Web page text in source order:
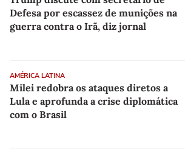
Defesa por escassez de munições na
guerra contra o Irã, diz jornal
AMÉRICA LATINA
Milei redobra os ataques diretos a
Lula e aprofunda a crise diplomática
com o Brasil